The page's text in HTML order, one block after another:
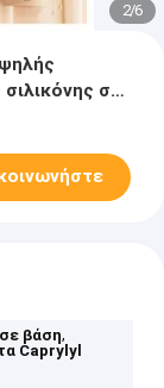
2/6
σε
βάση,
Caprylyl